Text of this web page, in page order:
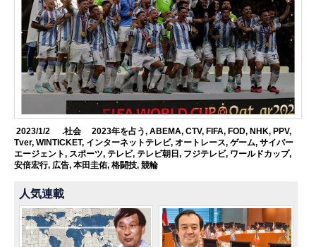
2023/1/2 .社会 2023年を占う, ABEMA, CTV, FIFA, FOD, NHK, PPV,
Tver,WINTICKET, インターネットテレビ,オートレース,ゲーム,サイバー
エージェント, スポーツ,テレビ,テレビ朝日, フジテレビ, ワールドカップ,
安倍宏行, 広告,本田圭佑,格闘技,競輪
人気連載